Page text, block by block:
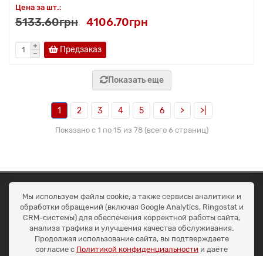
Цена за шт.:
5133.60грн 4106.70грн
Предзаказ
Показать еще
1 2 3 4 5 6 > >|
Показано с 1 по 15 из 78 (всего 6 страниц)
ОКЕАН ТРЕЙД
Договір публичної оферти
Доставка та оплата
Наші контакти
Умови повернення
+38 (099) 452-20-02
Мы используем файлы cookie, а также сервисы аналитики и
обработки обращений (включая Google Analytics, Ringostat и
CRM-системы) для обеспечения корректной работы сайта,
анализа трафика и улучшения качества обслуживания.
Продолжая использование сайта, вы подтверждаете
согласие с Политикой конфиденциальности и даёте